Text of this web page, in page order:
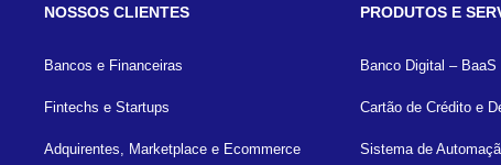
NOSSOS CLIENTES
Bancos e Financeiras
Fintechs e Startups
Adquirentes, Marketplace e Ecommerce
PRODUTOS E
Banco Digital – BaaS
Cartão de Crédito e
Sistema de